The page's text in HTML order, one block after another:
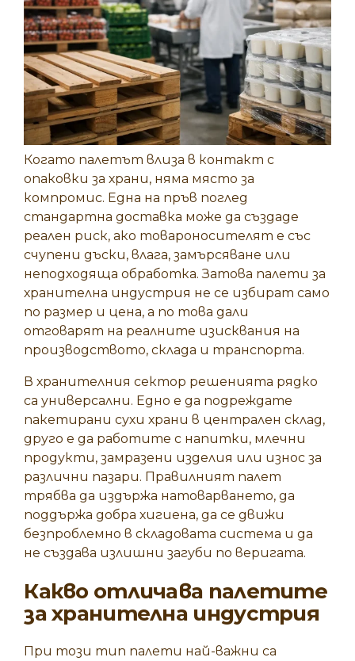
Когато палетът влиза в контакт с
опаковки за храни, няма място за
компромис. Една на пръв поглед
стандартна доставка може да създаде
реален риск, ако товароносителят е със
счупени дъски, влага, замърсяване или
неподходяща обработка. Затова палети за
хранителна индустрия не се избират само
по размер и цена, а по това дали
отговарят на реалните изисквания на
производството, склада и транспорта.
В хранителния сектор решенията рядко
са универсални. Едно е да подреждате
пакетирани сухи храни в централен склад,
друго е да работите с напитки, млечни
продукти, замразени изделия или износ за
различни пазари. Правилният палет
трябва да издържа натоварването, да
поддържа добра хигиена, да се движи
безпроблемно в складовата система и да
не създава излишни загуби по веригата.
Какво отличава палетите
за хранителна индустрия
При този тип палети най-важни са